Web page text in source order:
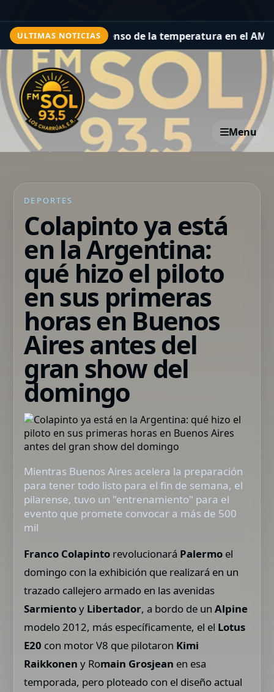
ULTIMAS NOTICIAS
descenso de la temperatura en el AMBA:
Menu
DEPORTES
Colapinto ya está
en la Argentina:
qué hizo el piloto
en sus primeras
horas en Buenos
Aires antes del
gran show del
domingo
Mientras Buenos Aires acelera la preparación
para tener todo listo para el fin de semana, el
pilarense, tuvo un "entrenamiento" para el
evento que promete convocar a más de 500
mil
Franco Colapinto revolucionará Palermo el
domingo con la exhibición que realizará en un
trazado callejero armado en las avenidas
Sarmientoy Libertador, a bordo de unAlpine
modelo 2012, más específicamente, el el Lotus
E20 con motor V8 que pilotaron Kimi
Raikkonen y Romain Grosjean en esa
temporada, pero ploteado con el diseño actual